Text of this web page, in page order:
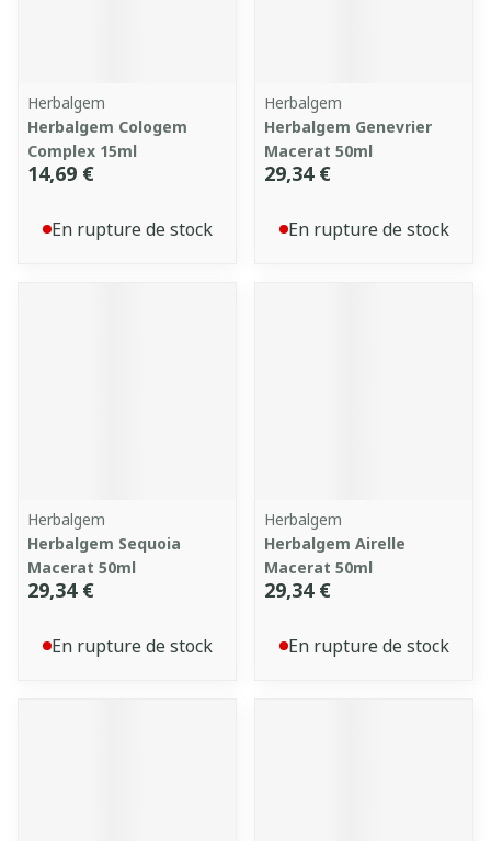
Herbalgem
Herbalgem Cologem
Complex 15ml
14,69 €
En rupture de stock
Herbalgem
Herbalgem Genevrier
Macerat 50ml
29,34 €
En rupture de stock
Herbalgem
Herbalgem Sequoia
Macerat 50ml
29,34 €
En rupture de stock
Herbalgem
Herbalgem Airelle
Macerat 50ml
29,34 €
En rupture de stock